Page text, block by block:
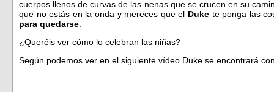
cuerpos llenos de curvas de las nenas que se crucen en su
que no estás en la onda y mereces que el Duke te ponga las
para quedarse
¿Queréis ver cómo lo celebran las niñas?
Según podemos ver en el siguiente vídeo Duke se encontrará